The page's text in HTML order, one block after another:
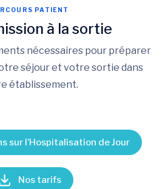
PATIENT
à la sortie
nécessaires pour préparer
séjour et votre sortie dans
établissement.
sur l’Hospitalisation de Jour
Nos tarifs